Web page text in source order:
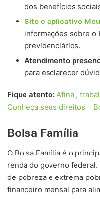
dos benefícios
Site e aplicativo Meu
informações sobre o
previdenciários.
Atendimento
para esclarecer
Fique atento: Afinal,
Conheça seus direitos –
Bolsa Família
O Bolsa Família é o
renda do governo
de pobreza e extrema
financeiro mensal para